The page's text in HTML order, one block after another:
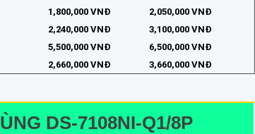
1,800,000 VNĐ
2,050,000 VNĐ
2,240,000 VNĐ
3,100,000 VNĐ
5,500,000 VNĐ
6,500,000 VNĐ
2,660,000 VNĐ 3,660,000 VNĐ
DS-7108NI-Q1/8P